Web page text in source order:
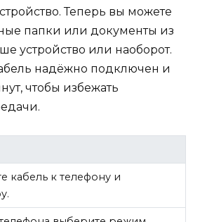
Теперь вы можете
папки или документы из
устройство или наоборот.
надёжно подключен и
чтобы избежать
кабель к телефону и